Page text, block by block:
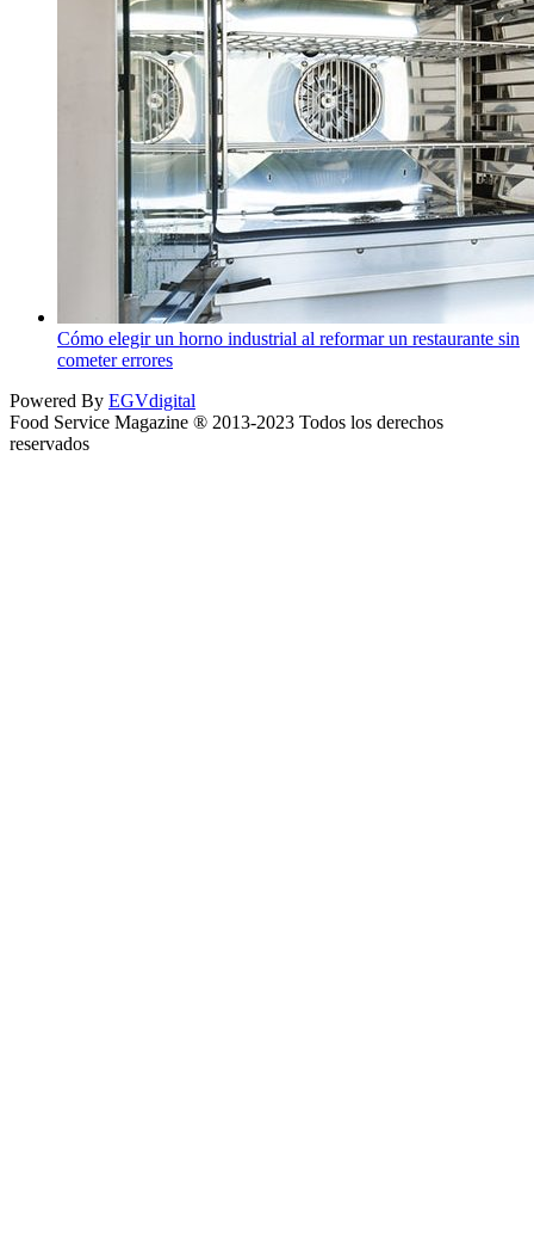
Cómo elegir un horno industrial al reformar un restaurante sin
cometer errores
Powered By EGVdigital
Food Service Magazine ® 2013-2023 Todos los derechos
reservados